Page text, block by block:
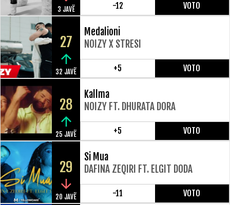
3 JAVË -12 VOTO
27
32 JAVË
Medalioni
NOIZY X STRESI
+5 VOTO
28
25 JAVË
Kallma
NOIZY FT. DHURATA DORA
+5 VOTO
29
20 JAVË
Si Mua
DAFINA ZEQIRI FT. ELGIT DODA
-11 VOTO